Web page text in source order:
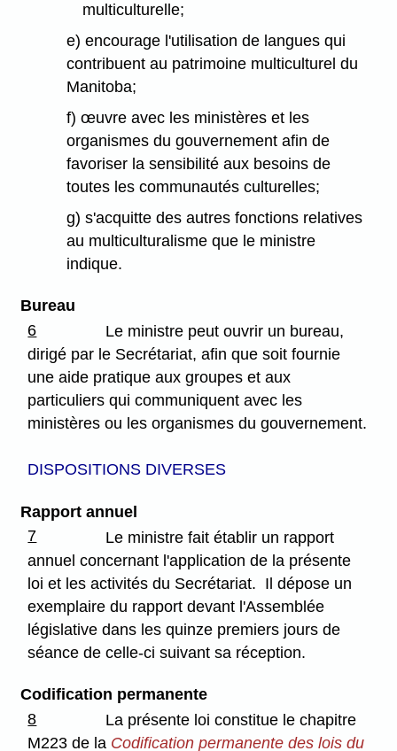
multiculturelle;
e) encourage l'utilisation de langues qui
contribuent au patrimoine multiculturel du
Manitoba;
f) œuvre avec les ministères et les
organismes du gouvernement afin de
favoriser la sensibilité aux besoins de
toutes les communautés culturelles;
g) s'acquitte des autres fonctions relatives
au multiculturalisme que le ministre
indique.
Bureau
6
Le ministre peut ouvrir un bureau,
dirigé par le Secrétariat, afin que soit fournie
une aide pratique aux groupes et aux
particuliers qui communiquent avec les
ministères ou les organismes du gouvernement.
DISPOSITIONS DIVERSES
Rapport annuel
7
Le ministre fait établir un rapport
annuel concernant l'application de la présente
loi et les activités du Secrétariat. Il dépose un
exemplaire du rapport devant l'Assemblée
législative dans les quinze premiers jours de
séance de celle-ci suivant sa réception.
Codification permanente
8
La présente loi constitue le chapitre
M223 de la Codification permanente des lois du